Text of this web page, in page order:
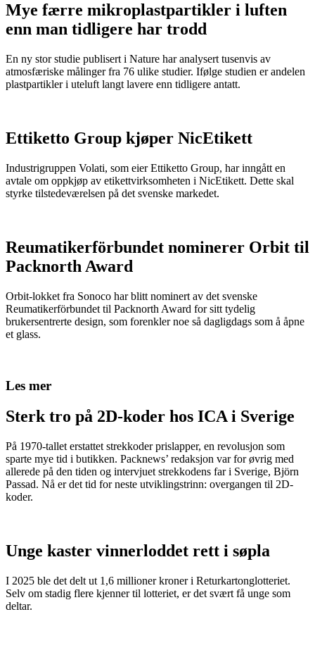
Mye færre mikroplastpartikler i luften
enn man tidligere har trodd
En ny stor studie publisert i Nature har analysert tusenvis av
atmosfæriske målinger fra 76 ulike studier. Ifølge studien er andelen
plastpartikler i uteluft langt lavere enn tidligere antatt.
Ettiketto Group kjøper NicEtikett
Industrigruppen Volati, som eier Ettiketto Group, har inngått en
avtale om oppkjøp av etikettvirksomheten i NicEtikett. Dette skal
styrke tilstedeværelsen på det svenske markedet.
Reumatikerförbundet nominerer Orbit til
Packnorth Award
Orbit-lokket fra Sonoco har blitt nominert av det svenske
Reumatikerförbundet til Packnorth Award for sitt tydelig
brukersentrerte design, som forenkler noe så dagligdags som å åpne
et glass.
Les mer
Sterk tro på 2D-koder hos ICA i Sverige
På 1970-tallet erstattet strekkoder prislapper, en revolusjon som
sparte mye tid i butikken. Packnews’ redaksjon var for øvrig med
allerede på den tiden og intervjuet strekkodens far i Sverige, Björn
Passad. Nå er det tid for neste utviklingstrinn: overgangen til 2D-
koder.
Unge kaster vinnerloddet rett i søpla
I 2025 ble det delt ut 1,6 millioner kroner i Returkartonglotteriet.
Selv om stadig flere kjenner til lotteriet, er det svært få unge som
deltar.